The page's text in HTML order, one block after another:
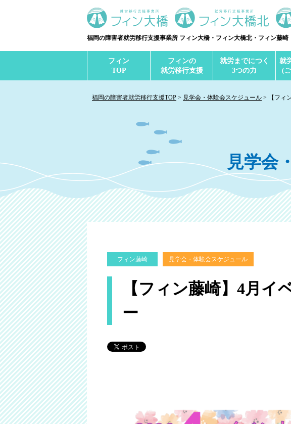
福岡の障害者就労移行支援事業所 フィン大橋・フィン大橋北・フィン藤崎
フィン
TOP
フィンの
就労移行支援
就労までにつく
3つの力
就
（
福岡の障害者就労移行支援TOP 見学会・体験会スケジュール 【フィ
見学会
フィン藤崎 見学会・体験会スケジュール
【フィン藤崎】4月イ
ー